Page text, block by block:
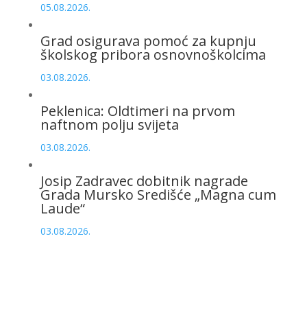
05.08.2026.
Grad osigurava pomoć za kupnju
školskog pribora osnovnoškolcima
03.08.2026.
Peklenica: Oldtimeri na prvom
naftnom polju svijeta
03.08.2026.
Josip Zadravec dobitnik nagrade
Grada Mursko Središće „Magna cum
Laude“
03.08.2026.